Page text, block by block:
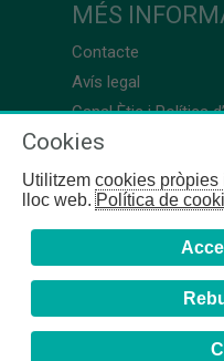
MÉS
Contacte
Avís legal
Canal Ètic i Política
Cookies
Utilitzem cookies pròpies
lloc web.Política de